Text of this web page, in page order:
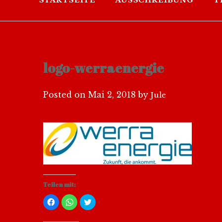
logo-werraenergie
Posted on Mai 2, 2018 by Jule
Teilen mit:
Klick,
um
Klicken,
um
Klick,
um